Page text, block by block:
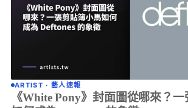
ARTIST · 藝人速報
《White Pony》封面圖從哪來？